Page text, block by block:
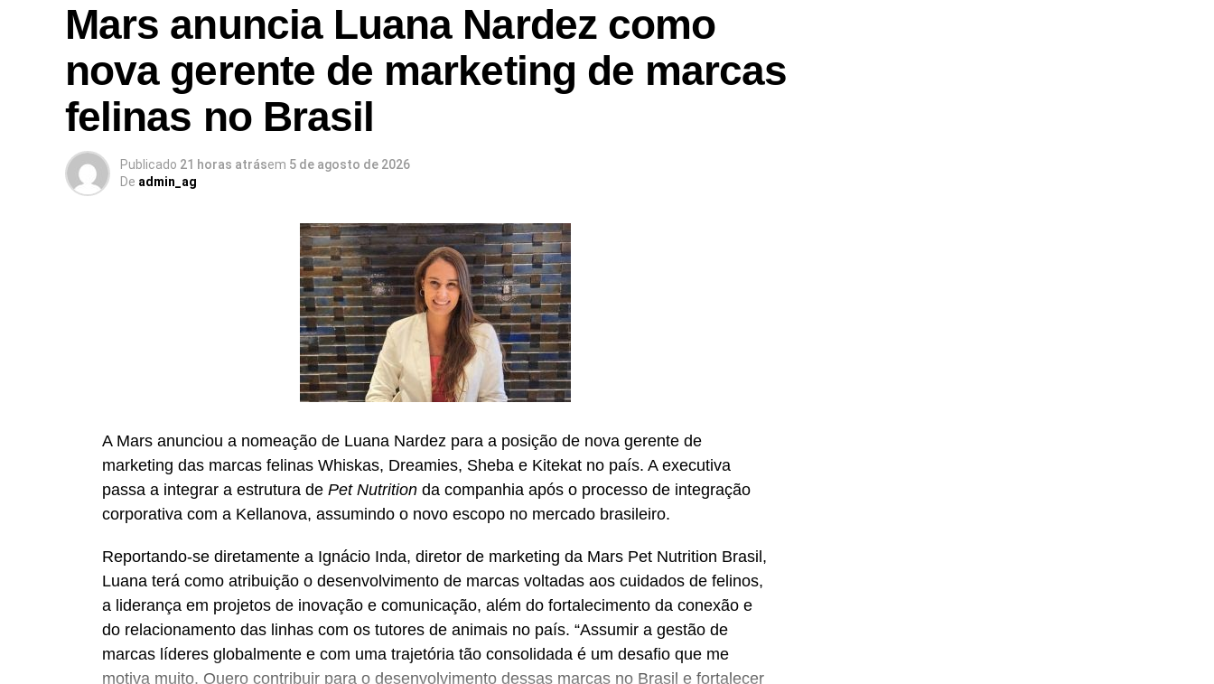
Mars anuncia Luana Nardez como
nova gerente de marketing de marcas
felinas no Brasil
Publicado 21 horas atrásem 5 de agosto de 2026
De admin_ag
A Mars anunciou a nomeação de Luana Nardez para a posição de nova gerente de
marketing das marcas felinas Whiskas, Dreamies, Sheba e Kitekat no país. A executiva
passa a integrar a estrutura de Pet Nutrition da companhia após o processo de integração
corporativa com a Kellanova, assumindo o novo escopo no mercado brasileiro.
Reportando-se diretamente a Ignácio Inda, diretor de marketing da Mars Pet Nutrition Brasil,
Luana terá como atribuição o desenvolvimento de marcas voltadas aos cuidados de felinos,
a liderança em projetos de inovação e comunicação, além do fortalecimento da conexão e
do relacionamento das linhas com os tutores de animais no país. “Assumir a gestão de
marcas líderes globalmente e com uma trajetória tão consolidada é um desafio que me
motiva muito. Quero contribuir para o desenvolvimento dessas marcas no Brasil e fortalecer